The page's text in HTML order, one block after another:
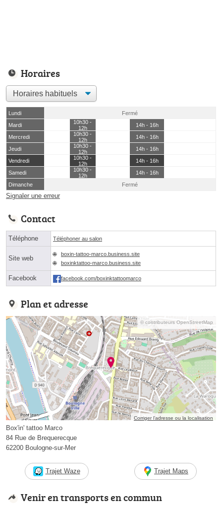
Horaires
Lundi
Fermé
Mardi
10h30 -
12h
14h - 16h
Mercredi
10h30 -
12h
14h - 16h
Jeudi
10h30 -
12h
14h - 16h
Vendredi
10h30 -
12h
14h - 16h
Samedi
10h30 -
12h
14h - 16h
Dimanche
Fermé
Signaler une erreur
Contact
Téléphone Téléphoner au salon
Site web
boxin-tattoo-marco.business.site
boxinktattoo-marco.business.site
Facebook facebook.com/boxinktattoomarco
Plan et adresse
© contributeurs OpenStreetMap
Corriger l’adresse ou la localisation
Box'in' tattoo Marco
84 Rue de Brequerecque
62200 Boulogne-sur-Mer
Trajet Waze Trajet Maps
Venir en transports en commun